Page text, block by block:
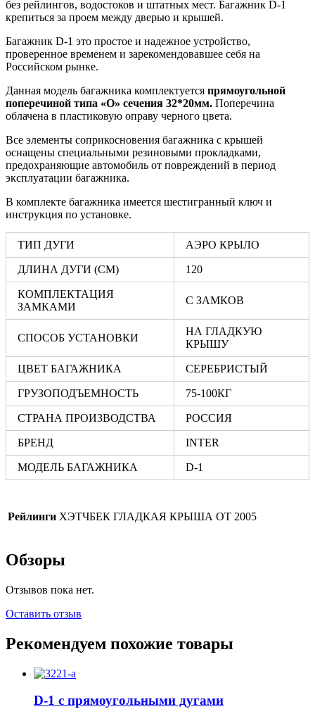
без рейлингов, водостоков и штатных мест. Багажник D-1
крепиться за проем между дверью и крышей.
Багажник D-1 это простое и надежное устройство,
проверенное временем и зарекомендовавшее себя на
Российском рынке.
Данная модель багажника комплектуется прямоугольной
поперечиной типа «О» сечения 32*20мм. Поперечина
облачена в пластиковую оправу черного цвета.
Все элементы соприкосновения багажника с крышей
оснащены специальными резиновыми прокладками,
предохраняющие автомобиль от повреждений в период
эксплуатации багажника.
В комплекте багажника имеется шестигранный ключ и
инструкция по установке.
ТИП ДУГИ АЭРО КРЫЛО
ДЛИНА ДУГИ (СМ) 120
КОМПЛЕКТАЦИЯ
ЗАМКАМИ
С ЗАМКОВ
СПОСОБ УСТАНОВКИ
НА ГЛАДКУЮ
КРЫШУ
ЦВЕТ БАГАЖНИКА СЕРЕБРИСТЫЙ
ГРУЗОПОДЪЕМНОСТЬ 75-100КГ
СТРАНА ПРОИЗВОДСТВА РОССИЯ
БРЕНД INTER
МОДЕЛЬ БАГАЖНИКА D-1
Рейлинги ХЭТЧБЕК ГЛАДКАЯ КРЫША ОТ 2005
Обзоры
Отзывов пока нет.
Оставить отзыв
Рекомендуем похожие товары
D-1 с прямоугольными дугами